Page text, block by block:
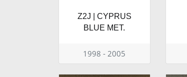
Z2J | CYPRUS
BLUE MET.
1998 - 2005